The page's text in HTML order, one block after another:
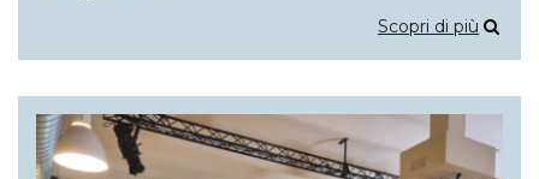
Scopri di più